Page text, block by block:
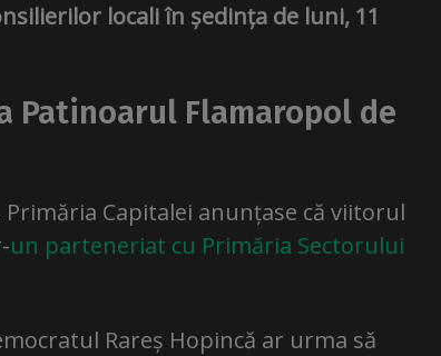
locali în ședința de luni, 11
Patinoarul Flamaropol de
Capitalei anunțase că viitorul
un parteneriat cu Primăria Sectorului
Rareș Hopincă ar urma să